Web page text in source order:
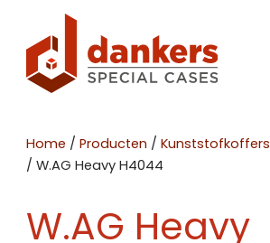
Home /Producten /Kunststofkoffers
/W.AG Heavy H4044
W.AG Heavy